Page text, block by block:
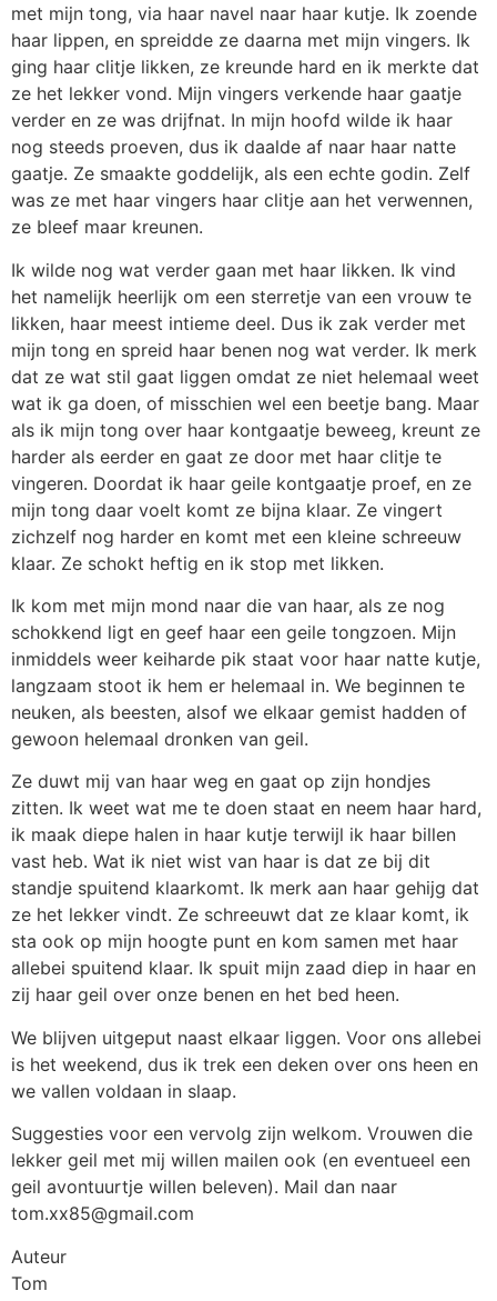
met mijn tong, via haar navel naar haar kutje. Ik zoende
haar lippen, en spreidde ze daarna met mijn vingers. Ik
ging haar clitje likken, ze kreunde hard en ik merkte dat
ze het lekker vond. Mijn vingers verkende haar gaatje
verder en ze was drijfnat. In mijn hoofd wilde ik haar
nog steeds proeven, dus ik daalde af naar haar natte
gaatje. Ze smaakte goddelijk, als een echte godin. Zelf
was ze met haar vingers haar clitje aan het verwennen,
ze bleef maar kreunen.
Ik wilde nog wat verder gaan met haar likken. Ik vind
het namelijk heerlijk om een sterretje van een vrouw te
likken, haar meest intieme deel. Dus ik zak verder met
mijn tong en spreid haar benen nog wat verder. Ik merk
dat ze wat stil gaat liggen omdat ze niet helemaal weet
wat ik ga doen, of misschien wel een beetje bang. Maar
als ik mijn tong over haar kontgaatje beweeg, kreunt ze
harder als eerder en gaat ze door met haar clitje te
vingeren. Doordat ik haar geile kontgaatje proef, en ze
mijn tong daar voelt komt ze bijna klaar. Ze vingert
zichzelf nog harder en komt met een kleine schreeuw
klaar. Ze schokt heftig en ik stop met likken.
Ik kom met mijn mond naar die van haar, als ze nog
schokkend ligt en geef haar een geile tongzoen. Mijn
inmiddels weer keiharde pik staat voor haar natte kutje,
langzaam stoot ik hem er helemaal in. We beginnen te
neuken, als beesten, alsof we elkaar gemist hadden of
gewoon helemaal dronken van geil.
Ze duwt mij van haar weg en gaat op zijn hondjes
zitten. Ik weet wat me te doen staat en neem haar hard,
ik maak diepe halen in haar kutje terwijl ik haar billen
vast heb. Wat ik niet wist van haar is dat ze bij dit
standje spuitend klaarkomt. Ik merk aan haar gehijg dat
ze het lekker vindt. Ze schreeuwt dat ze klaar komt, ik
sta ook op mijn hoogte punt en kom samen met haar
allebei spuitend klaar. Ik spuit mijn zaad diep in haar en
zij haar geil over onze benen en het bed heen.
We blijven uitgeput naast elkaar liggen. Voor ons allebei
is het weekend, dus ik trek een deken over ons heen en
we vallen voldaan in slaap.
Suggesties voor een vervolg zijn welkom. Vrouwen die
lekker geil met mij willen mailen ook (en eventueel een
geil avontuurtje willen beleven). Mail dan naar
tom.xx85@gmail.com
Auteur
Tom